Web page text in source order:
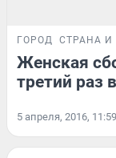
ГОРОД СТРАНА И
Женская
третий раз
5 апреля, 2016, 11:59